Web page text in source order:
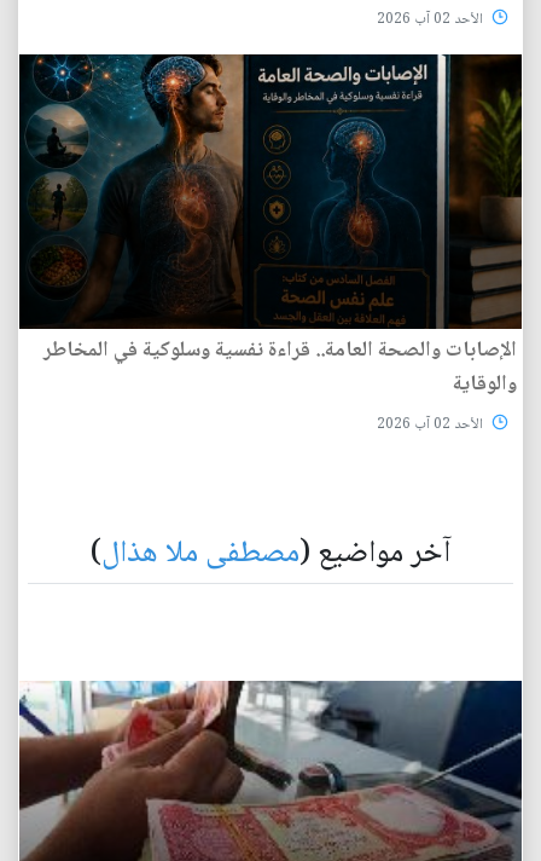
الأحد 02 آب 2026
الإصابات والصحة العامة.. قراءة نفسية وسلوكية في المخاطر
والوقاية
الأحد 02 آب 2026
آخر مواضيع (مصطفى ملا هذال)